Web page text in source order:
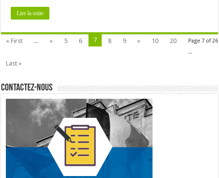
Lire la suite
Page 7 of 26
« First ... « 5 6 7 8 9 » 10
20
...
Last »
Contactez-nous